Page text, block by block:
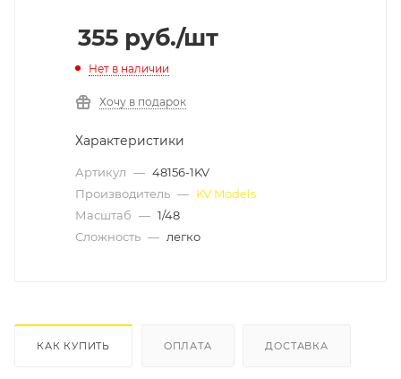
355 руб./шт
Нет в наличии
Хочу в подарок
Характеристики
Артикул — 48156-1KV
Производитель — KV Models
Масштаб — 1/48
Сложность — легко
КАК КУПИТЬ ОПЛАТА ДОСТАВКА